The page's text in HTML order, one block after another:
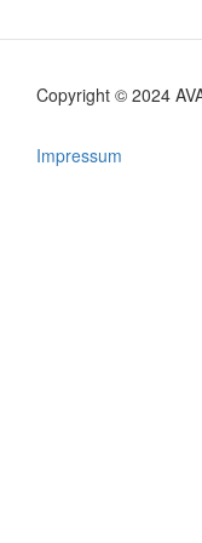
Copyright © 2024
menu
Impressum